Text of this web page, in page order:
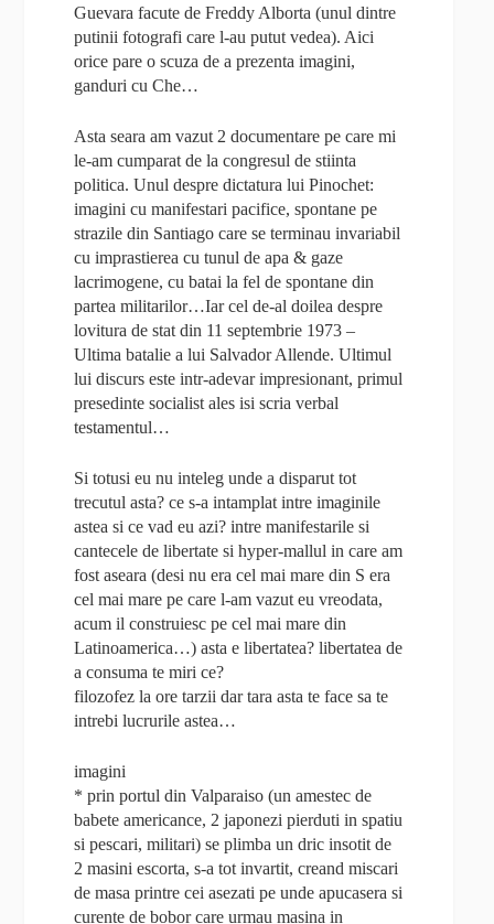
Guevara facute de Freddy Alborta (unul dintre
putinii fotografi care l-au putut vedea). Aici
orice pare o scuza de a prezenta imagini,
ganduri cu Che…
Asta seara am vazut 2 documentare pe care mi
le-am cumparat de la congresul de stiinta
politica. Unul despre dictatura lui Pinochet:
imagini cu manifestari pacifice, spontane pe
strazile din Santiago care se terminau invariabil
cu imprastierea cu tunul de apa & gaze
lacrimogene, cu batai la fel de spontane din
partea militarilor…Iar cel de-al doilea despre
lovitura de stat din 11 septembrie 1973 –
Ultima batalie a lui Salvador Allende. Ultimul
lui discurs este intr-adevar impresionant, primul
presedinte socialist ales isi scria verbal
testamentul…
Si totusi eu nu inteleg unde a disparut tot
trecutul asta? ce s-a intamplat intre imaginile
astea si ce vad eu azi? intre manifestarile si
cantecele de libertate si hyper-mallul in care am
fost aseara (desi nu era cel mai mare din S era
cel mai mare pe care l-am vazut eu vreodata,
acum il construiesc pe cel mai mare din
Latinoamerica…) asta e libertatea? libertatea de
a consuma te miri ce?
filozofez la ore tarzii dar tara asta te face sa te
intrebi lucrurile astea…
imagini
* prin portul din Valparaiso (un amestec de
babete americance, 2 japonezi pierduti in spatiu
si pescari, militari) se plimba un dric insotit de
2 masini escorta, s-a tot invartit, creand miscari
de masa printre cei asezati pe unde apucasera si
curente de bobor care urmau masina in